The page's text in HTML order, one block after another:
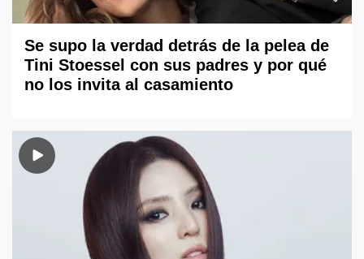
Se supo la verdad detrás de la pelea de
Tini Stoessel con sus padres y por qué
no los invita al casamiento